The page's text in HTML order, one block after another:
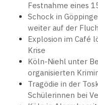
Festnahme eines
Schock in
weiter auf der
Explosion im Café
Krise
Köln-Niehl unter
organisierten
Tragödie in der
Schülerinnen bei